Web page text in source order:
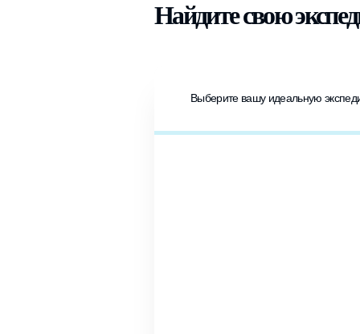
Найдите свою
Выберите вашу идеальную